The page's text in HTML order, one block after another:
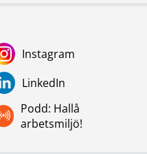
Instagram
LinkedIn
Podd: Hallå
arbetsmiljö!